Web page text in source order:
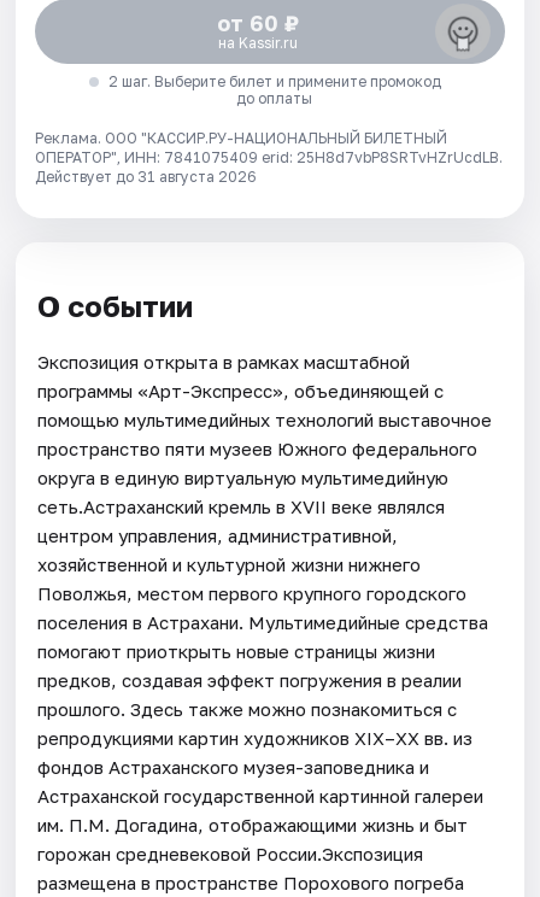
от 60 ₽
на Kassir.ru
2 шаг. Выберите билет и примените промокод
до оплаты
Реклама. ООО "КАССИР.РУ-НАЦИОНАЛЬНЫЙ БИЛЕТНЫЙ
ОПЕРАТОР", ИНН: 7841075409 erid: 25H8d7vbP8SRTvHZrUcdLB.
Действует до 31 августа 2026
О событии
Экспозиция открыта в рамках масштабной
программы «Арт-Экспресс», объединяющей с
помощью мультимедийных технологий выставочное
пространство пяти музеев Южного федерального
округа в единую виртуальную мультимедийную
сеть.Астраханский кремль в XVII веке являлся
центром управления, административной,
хозяйственной и культурной жизни нижнего
Поволжья, местом первого крупного городского
поселения в Астрахани. Мультимедийные средства
помогают приоткрыть новые страницы жизни
предков, создавая эффект погружения в реалии
прошлого. Здесь также можно познакомиться с
репродукциями картин художников XIX–XX вв. из
фондов Астраханского музея-заповедника и
Астраханской государственной картинной галереи
им. П.М. Догадина, отображающими жизнь и быт
горожан средневековой России.Экспозиция
размещена в пространстве Порохового погреба